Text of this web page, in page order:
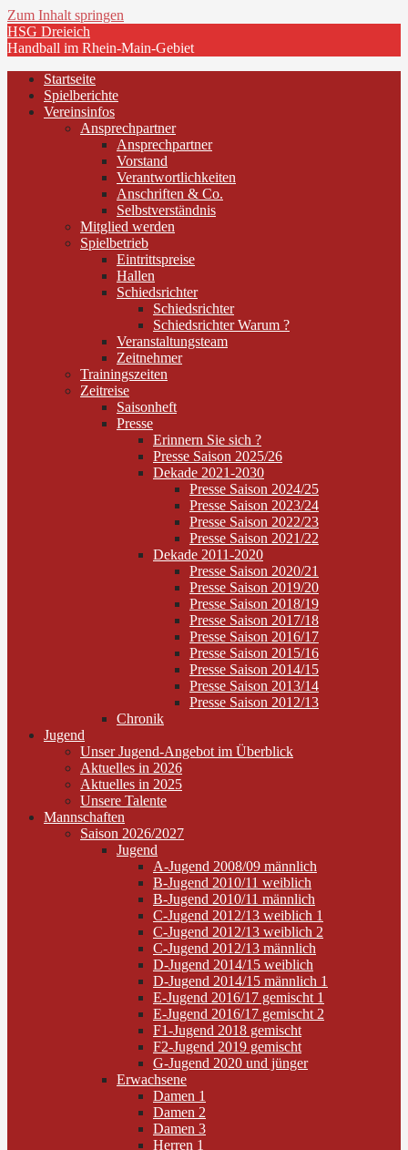
Zum Inhalt springen
HSG Dreieich
Handball im Rhein-Main-Gebiet
Startseite
Spielberichte
Vereinsinfos
Ansprechpartner
Ansprechpartner
Vorstand
Verantwortlichkeiten
Anschriften & Co.
Selbstverständnis
Mitglied werden
Spielbetrieb
Eintrittspreise
Hallen
Schiedsrichter
Schiedsrichter
Schiedsrichter Warum ?
Veranstaltungsteam
Zeitnehmer
Trainingszeiten
Zeitreise
Saisonheft
Presse
Erinnern Sie sich ?
Presse Saison 2025/26
Dekade 2021-2030
Presse Saison 2024/25
Presse Saison 2023/24
Presse Saison 2022/23
Presse Saison 2021/22
Dekade 2011-2020
Presse Saison 2020/21
Presse Saison 2019/20
Presse Saison 2018/19
Presse Saison 2017/18
Presse Saison 2016/17
Presse Saison 2015/16
Presse Saison 2014/15
Presse Saison 2013/14
Presse Saison 2012/13
Chronik
Jugend
Unser Jugend-Angebot im Überblick
Aktuelles in 2026
Aktuelles in 2025
Unsere Talente
Mannschaften
Saison 2026/2027
Jugend
A-Jugend 2008/09 männlich
B-Jugend 2010/11 weiblich
B-Jugend 2010/11 männlich
C-Jugend 2012/13 weiblich 1
C-Jugend 2012/13 weiblich 2
C-Jugend 2012/13 männlich
D-Jugend 2014/15 weiblich
D-Jugend 2014/15 männlich 1
E-Jugend 2016/17 gemischt 1
E-Jugend 2016/17 gemischt 2
F1-Jugend 2018 gemischt
F2-Jugend 2019 gemischt
G-Jugend 2020 und jünger
Erwachsene
Damen 1
Damen 2
Damen 3
Herren 1